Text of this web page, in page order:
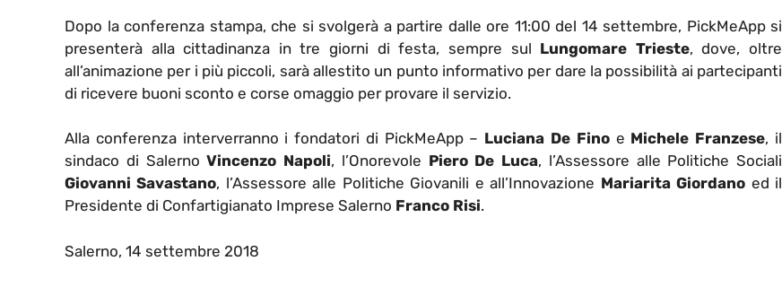
Dopo la conferenza stampa, che si svolgerà a partire dalle ore 11:00 del 14 settembre, PickMeApp si
presenterà alla cittadinanza in tre giorni di festa, sempre sul Lungomare Trieste, dove, oltre
all’animazione per i più piccoli, sarà allestito un punto informativo per dare la possibilità ai partecipanti
di ricevere buoni sconto e corse omaggio per provare il servizio.
Alla conferenza interverranno i fondatori di PickMeApp – Luciana De Finoe Michele Franzese, il
sindaco di SalernoVincenzo Napoli, l’Onorevole Piero De Luca, l’Assessore alle Politiche Sociali
Giovanni Savastano, l’Assessore alle Politiche Giovanili e all’Innovazione Mariarita Giordano ed il
Presidente di Confartigianato Imprese Salerno Franco Risi.
Salerno, 14 settembre 2018